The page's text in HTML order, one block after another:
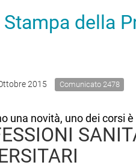
della
2015 Comunicato 2478
una novità, uno dei corsi